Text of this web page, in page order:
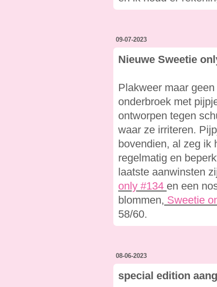
09-07-2023
Nieuwe Sweetie
Plakweer maar
onderbroek met
ontworpen tegen
waar ze irriteren.
bovendien, al zeg ik
regelmatig en
laatste aanwinsten
only #134 en een
blommen, Sweetie
58/60.
08-06-2023
special edition